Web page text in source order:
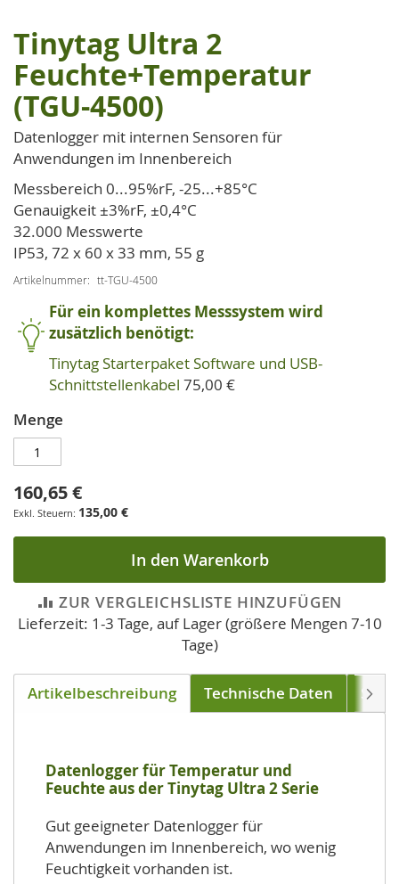
Zum
Anfang
der
Bildgalerie
springen
Tinytag Ultra 2
Feuchte+Temperatur
(TGU-4500)
Datenlogger mit internen Sensoren für
Anwendungen im Innenbereich
Messbereich 0...95%rF, -25...+85°C
Genauigkeit ±3%rF, ±0,4°C
32.000 Messwerte
IP53, 72 x 60 x 33 mm, 55 g
Artikelnummer tt-TGU-4500
Für ein komplettes Messsystem wird
zusätzlich benötigt:
Tinytag Starterpaket Software und USB-
Schnittstellenkabel 75,00 €
Menge
160,65 €
135,00 €
In den Warenkorb
ZUR VERGLEICHSLISTE HINZUFÜGEN
Lieferzeit: 1-3 Tage, auf Lager (größere Mengen 7-10
Tage)
Artikelbeschreibung Technische Daten
Datenlogger für Temperatur und
Feuchte aus der Tinytag Ultra 2 Serie
Gut geeigneter Datenlogger für
Anwendungen im Innenbereich, wo wenig
Feuchtigkeit vorhanden ist.